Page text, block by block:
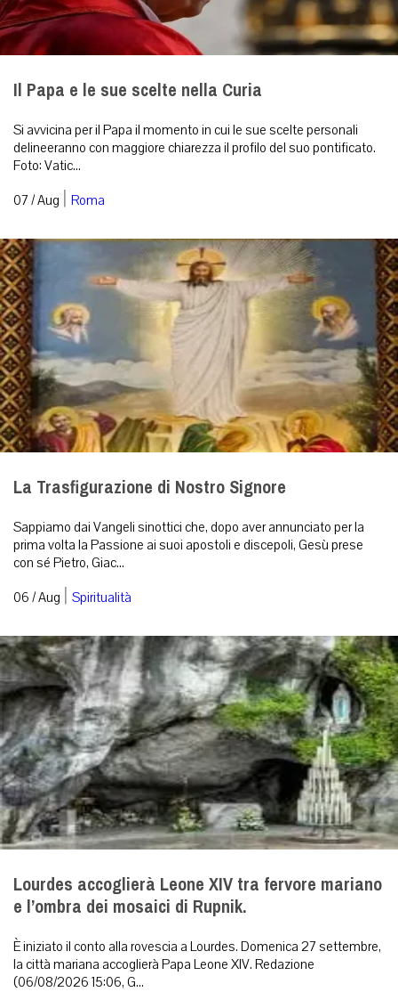
Il Papa e le sue scelte nella Curia
Si avvicina per il Papa il momento in cui le sue scelte personali
delineeranno con maggiore chiarezza il profilo del suo pontificato.
Foto: Vatic...
07 / Aug | Roma
La Trasfigurazione di Nostro Signore
Sappiamo dai Vangeli sinottici che, dopo aver annunciato per la
prima volta la Passione ai suoi apostoli e discepoli, Gesù prese
con sé Pietro, Giac...
06 / Aug | Spiritualità
Lourdes accoglierà Leone XIV tra fervore mariano
e l’ombra dei mosaici di Rupnik.
È iniziato il conto alla rovescia a Lourdes. Domenica 27 settembre,
la città mariana accoglierà Papa Leone XIV. Redazione
(06/08/2026 15:06, G...